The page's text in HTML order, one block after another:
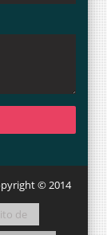
© 2014
de